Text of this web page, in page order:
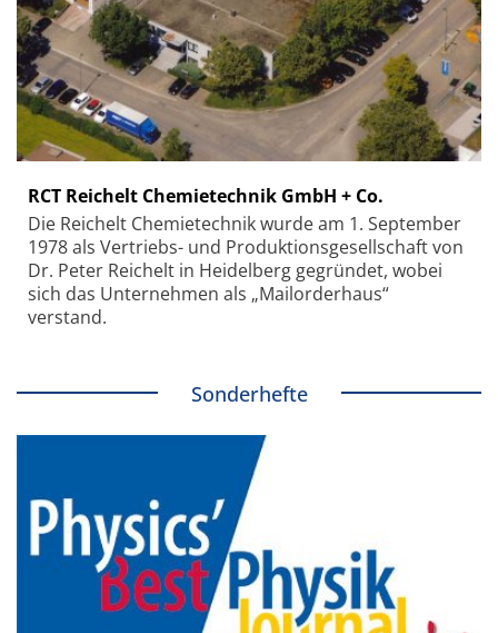
RCT Reichelt Chemietechnik GmbH + Co.
Die Reichelt Chemietechnik wurde am 1. September
1978 als Vertriebs- und Produktionsgesellschaft von
Dr. Peter Reichelt in Heidelberg gegründet, wobei
sich das Unternehmen als „Mailorderhaus“
verstand.
Sonderhefte